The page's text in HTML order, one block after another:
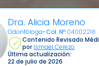
Dra. Alicia Moreno
Odontóloga-Col. Nº 04002218
Contenido Revisado
por Ismael Cerezo
Última actualización:
22 de julio de 2026